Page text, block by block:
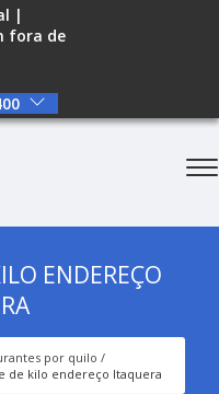
|
fora de
ENDEREÇO
por quilo
de kilo endereço Itaquera